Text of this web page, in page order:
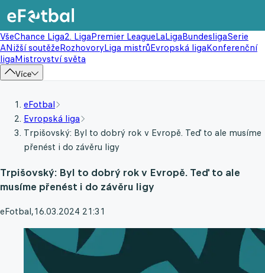
VšeChance Liga2. LigaPremier LeagueLaLigaBundesligaSerie
ANižší soutěžeRozhovoryLiga mistrůEvropská ligaKonferenční
ligaMistrovství světa
Více
eFotbal
Evropská liga
Trpišovský: Byl to dobrý rok v Evropě. Teď to ale musíme
přenést i do závěru ligy
Trpišovský: Byl to dobrý rok v Evropě. Teď to ale
musíme přenést i do závěru ligy
eFotbal,16.03.2024 21:31